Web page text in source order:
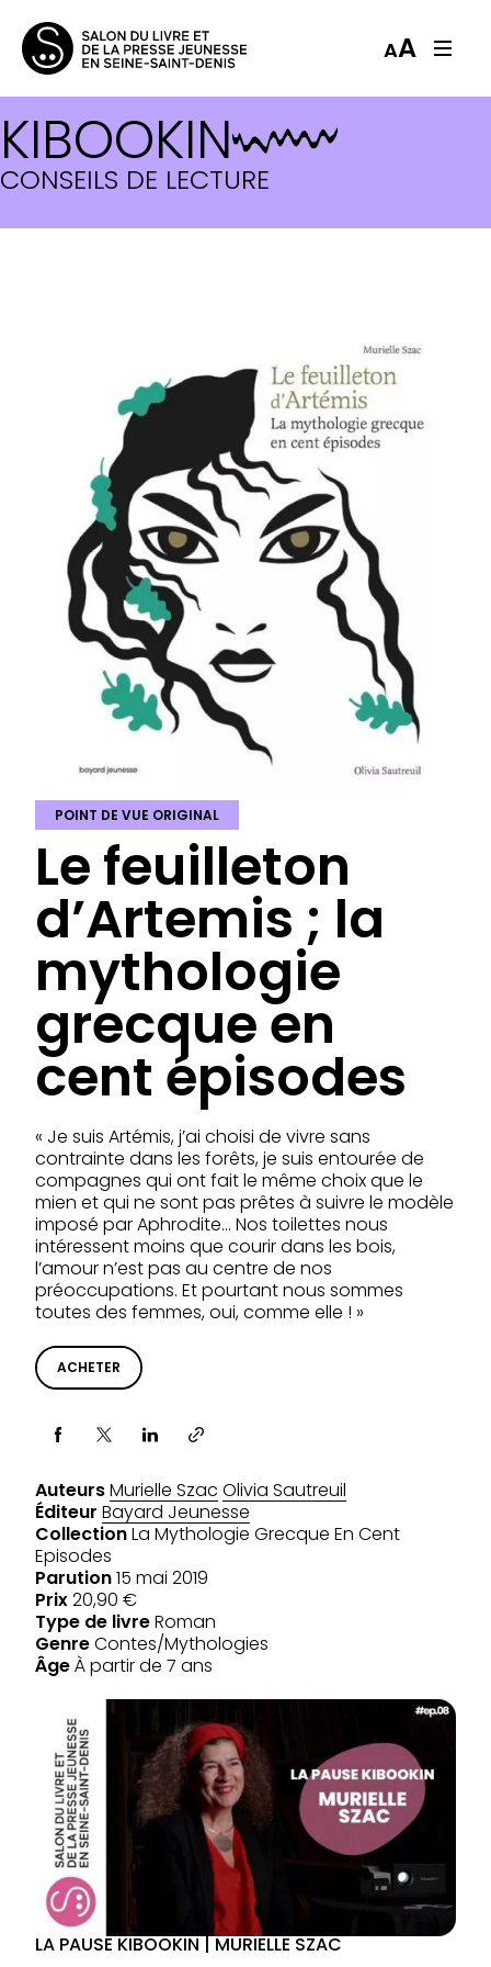
AA
KIBOOKIN
CONSEILS DE LECTURE
POINT DE VUE ORIGINAL
Le feuilleton
d’Artemis ; la
mythologie
grecque en
cent épisodes
« Je suis Artémis, j’ai choisi de vivre sans
contrainte dans les forêts, je suis entourée de
compagnes qui ont fait le même choix que le
mien et qui ne sont pas prêtes à suivre le modèle
imposé par Aphrodite… Nos toilettes nous
intéressent moins que courir dans les bois,
l’amour n’est pas au centre de nos
préoccupations. Et pourtant nous sommes
toutes des femmes, oui, comme elle ! »
ACHETER
Partager via
AuteursMurielle Szac Olivia Sautreuil
Éditeur Bayard Jeunesse
CollectionLa Mythologie Grecque En Cent
Episodes
Parution15 mai 2019
Prix20,90 €
Type de livreRoman
GenreContes/Mythologies
ÂgeÀ partir de 7 ans
LA PAUSE KIBOOKIN | MURIELLE SZAC